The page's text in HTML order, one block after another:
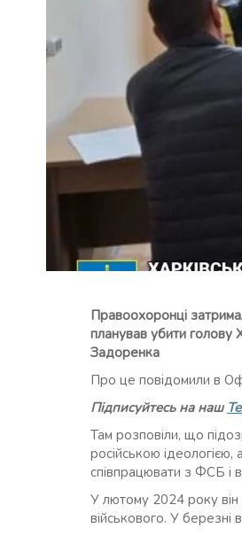
Правоохоронці
планував убити голову
Задоренка
Про це повідомили в
Підписуйтесь на наш
Там розповіли, що
російською
співпрацювати з ФСБ і
У лютому 2024 року він
військового. У березні